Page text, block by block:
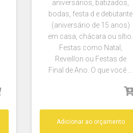
aniversários, batizados,
bodas, festa d e debutante
(aniversário de 15 anos)
em casa, chácara ou sítio.
Festas como Natal,
Reveillon ou Festas de
Final de Ano. O que você …
Adicionar ao orçamento